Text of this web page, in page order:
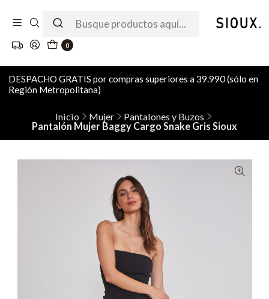
0
DESPACHO GRATIS por compras superiores a 39.990 (sólo en
Región Metropolitana)
Inicio Mujer
Pantalones y Buzos
Pantalón Mujer Baggy Cargo Snake Gris Sioux